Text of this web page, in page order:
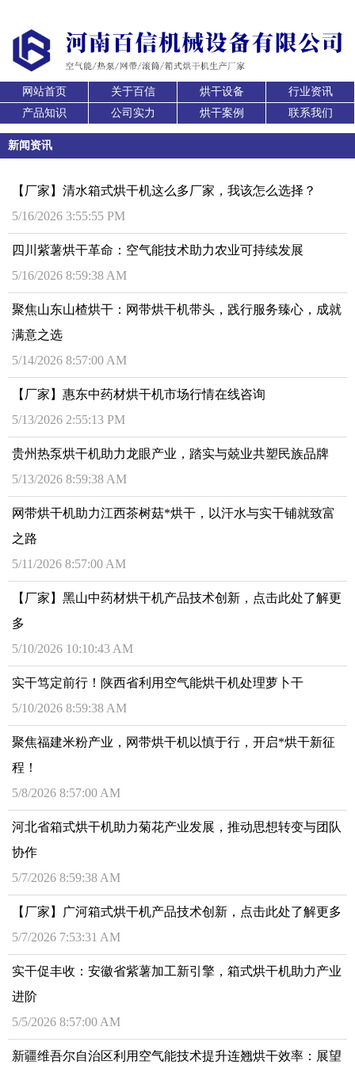
网站首页 关于百信 烘干设备
行业资讯
产品知识
公司实力 烘干案例 联系我们
新闻资讯
【厂家】清水箱式烘干机这么多厂家，我该怎么选择？
5/16/2026 3:55:55 PM
四川紫薯烘干革命：空气能技术助力农业可持续发展
5/16/2026 8:59:38 AM
聚焦山东山楂烘干：网带烘干机带头，践行服务臻心，成就
满意之选
5/14/2026 8:57:00 AM
【厂家】惠东中药材烘干机市场行情在线咨询
5/13/2026 2:55:13 PM
贵州热泵烘干机助力龙眼产业，踏实与兢业共塑民族品牌
5/13/2026 8:59:38 AM
网带烘干机助力江西茶树菇*烘干，以汗水与实干铺就致富
之路
5/11/2026 8:57:00 AM
【厂家】黑山中药材烘干机产品技术创新，点击此处了解更
多
5/10/2026 10:10:43 AM
实干笃定前行！陕西省利用空气能烘干机处理萝卜干
5/10/2026 8:59:38 AM
聚焦福建米粉产业，网带烘干机以慎于行，开启*烘干新征
程！
5/8/2026 8:57:00 AM
河北省箱式烘干机助力菊花产业发展，推动思想转变与团队
协作
5/7/2026 8:59:38 AM
【厂家】广河箱式烘干机产品技术创新，点击此处了解更多
5/7/2026 7:53:31 AM
实干促丰收：安徽省紫薯加工新引擎，箱式烘干机助力产业
进阶
5/5/2026 8:57:00 AM
新疆维吾尔自治区利用空气能技术提升连翘烘干效率：展望